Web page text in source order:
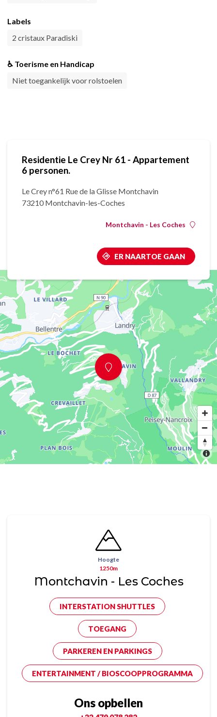
Labels
2 cristaux Paradiski
♿ Toerisme en Handicap
Niet toegankelijk voor rolstoelen
Residentie Le Crey Nr 61 - Appartement
6 personen.
Le Crey n°61 Rue de la Glisse Montchavin
73210 Montchavin-les-Coches
Montchavin - Les Coches
ER NAARTOE GAAN
Hoogte
1250m
Montchavin - Les Coches
INTERSTATION SHUTTLES
TOEGANG
PARKEREN EN PARKINGS
ENTERTAINMENT / BIOSCOOPPROGRAMMA
Ons opbellen